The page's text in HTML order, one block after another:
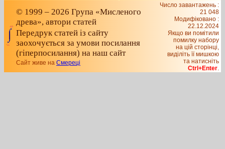
© 1999 – 2026 Група «Мисленого
древа», автори статей
Передрук статей із сайту
заохочується за умови посилання
(гіперпосилання) на наш сайт
Сайт живе на Смереці
Число завантажень :
21 048
Модифіковано :
22.12.2024
Якщо ви помітили
помилку набору
на цiй сторiнцi,
видiлiть її мишкою
та натисніть
Ctrl+Enter.